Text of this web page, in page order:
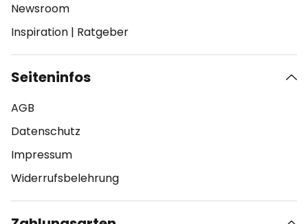
Newsroom
Inspiration | Ratgeber
Seiteninfos
AGB
Datenschutz
Impressum
Widerrufsbelehrung